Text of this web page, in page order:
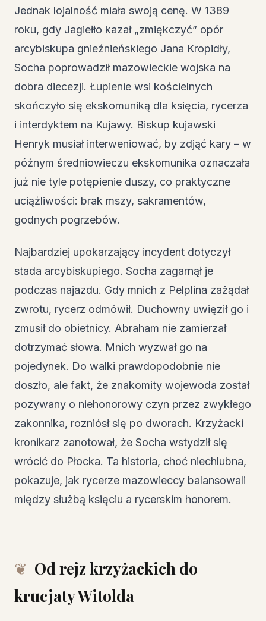
Jednak lojalność miała swoją cenę. W 1389
roku, gdy Jagiełło kazał „zmiękczyć” opór
arcybiskupa gnieźnieńskiego Jana Kropidły,
Socha poprowadził mazowieckie wojska na
dobra diecezji. Łupienie wsi kościelnych
skończyło się ekskomuniką dla księcia, rycerza
i interdyktem na Kujawy. Biskup kujawski
Henryk musiał interweniować, by zdjąć kary – w
późnym średniowieczu ekskomunika oznaczała
już nie tyle potępienie duszy, co praktyczne
uciążliwości: brak mszy, sakramentów,
godnych pogrzebów.
Najbardziej upokarzający incydent dotyczył
stada arcybiskupiego. Socha zagarnął je
podczas najazdu. Gdy mnich z Pelplina zażądał
zwrotu, rycerz odmówił. Duchowny uwięził go i
zmusił do obietnicy. Abraham nie zamierzał
dotrzymać słowa. Mnich wyzwał go na
pojedynek. Do walki prawdopodobnie nie
doszło, ale fakt, że znakomity wojewoda został
pozywany o niehonorowy czyn przez zwykłego
zakonnika, rozniósł się po dworach. Krzyżacki
kronikarz zanotował, że Socha wstydził się
wrócić do Płocka. Ta historia, choć niechlubna,
pokazuje, jak rycerze mazowieccy balansowali
między służbą księciu a rycerskim honorem.
Od rejz krzyżackich do
krucjaty Witolda